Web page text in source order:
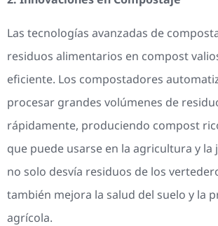
Las tecnologías avanzadas de
residuos alimentarios en compost
eficiente. Los compostadores
procesar grandes volúmenes de
rápidamente, produciendo compost
que puede usarse en la agricultura y la
no solo desvía residuos de los
también mejora la salud del suelo y la
agrícola.